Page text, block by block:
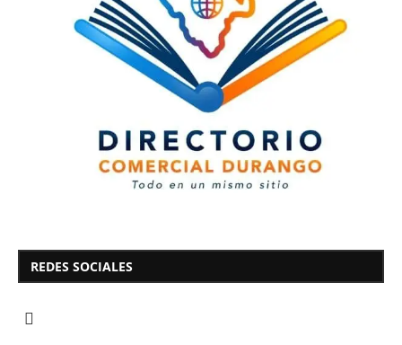
REDES SOCIALES